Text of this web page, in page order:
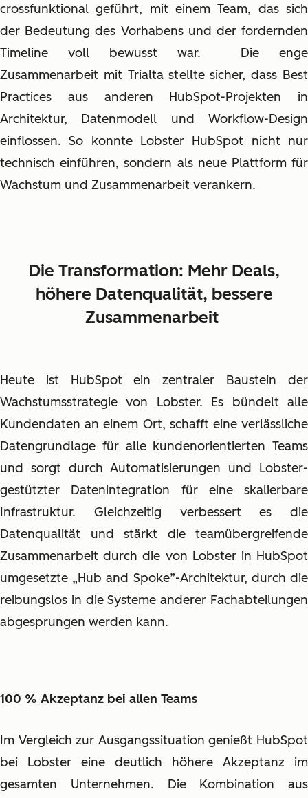
crossfunktional geführt, mit einem Team, das sich
der Bedeutung des Vorhabens und der fordernden
Timeline voll bewusst war. Die enge
Zusammenarbeit mit Trialta stellte sicher, dass Best
Practices aus anderen HubSpot-Projekten in
Architektur, Datenmodell und Workflow-Design
einflossen. So konnte Lobster HubSpot nicht nur
technisch einführen, sondern als neue Plattform für
Wachstum und Zusammenarbeit verankern.
Die Transformation: Mehr Deals,
höhere Datenqualität, bessere
Zusammenarbeit
Heute ist HubSpot ein zentraler Baustein der
Wachstumsstrategie von Lobster. Es bündelt alle
Kundendaten an einem Ort, schafft eine verlässliche
Datengrundlage für alle kundenorientierten Teams
und sorgt durch Automatisierungen und Lobster-
gestützter Datenintegration für eine skalierbare
Infrastruktur. Gleichzeitig verbessert es die
Datenqualität und stärkt die teamübergreifende
Zusammenarbeit durch die von Lobster in HubSpot
umgesetzte „Hub and Spoke”-Architektur, durch die
reibungslos in die Systeme anderer Fachabteilungen
abgesprungen werden kann.
100 % Akzeptanz bei allen Teams
Im Vergleich zur Ausgangssituation genießt HubSpot
bei Lobster eine deutlich höhere Akzeptanz im
gesamten Unternehmen. Die Kombination aus